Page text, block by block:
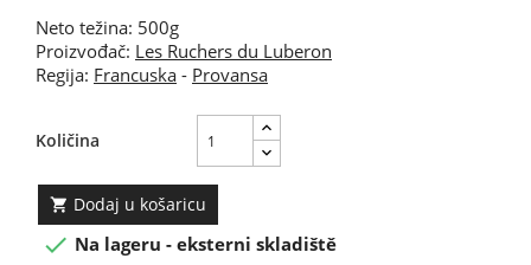
Neto težina: 500g
Proizvođač: Les Ruchers du Luberon
Regija: Francuska - Provansa
Količina
 Dodaj u košaricu
 Na lageru - eksterni skladiště